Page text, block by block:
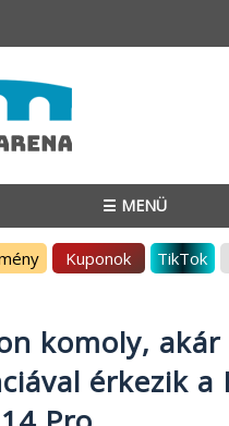
☰ MENÜ
Kuponok TikTok
komoly, akár
érkezik a